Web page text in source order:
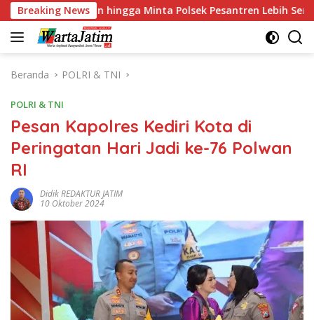
Langsung
ke
konten
Breaking News
hingga Minta Polsek Pesantren Lebih Sering Turun ke
Beranda POLRI & TNI
POLRI & TNI
Pesan Kapolres Kediri Kota di
Peringatan Hari Jadi ke-76 Polwan
RI
Didik REDAKTUR JATIM
10 Oktober 2024